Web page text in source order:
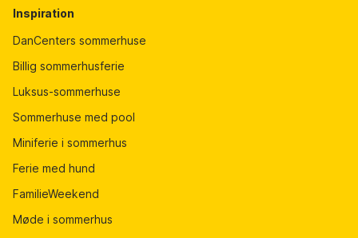
Inspiration
DanCenters sommerhuse
Billig sommerhusferie
Luksus-sommerhuse
Sommerhuse med pool
Miniferie i sommerhus
Ferie med hund
FamilieWeekend
Møde i sommerhus